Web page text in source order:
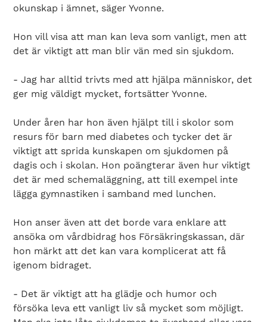
okunskap i ämnet, säger Yvonne.
Hon vill visa att man kan leva som vanligt, men att
det är viktigt att man blir vän med sin sjukdom.
- Jag har alltid trivts med att hjälpa människor, det
ger mig väldigt mycket, fortsätter Yvonne.
Under åren har hon även hjälpt till i skolor som
resurs för barn med diabetes och tycker det är
viktigt att sprida kunskapen om sjukdomen på
dagis och i skolan. Hon poängterar även hur viktigt
det är med schemaläggning, att till exempel inte
lägga gymnastiken i samband med lunchen.
Hon anser även att det borde vara enklare att
ansöka om vårdbidrag hos Försäkringskassan, där
hon märkt att det kan vara komplicerat att få
igenom bidraget.
- Det är viktigt att ha glädje och humor och
försöka leva ett vanligt liv så mycket som möjligt.